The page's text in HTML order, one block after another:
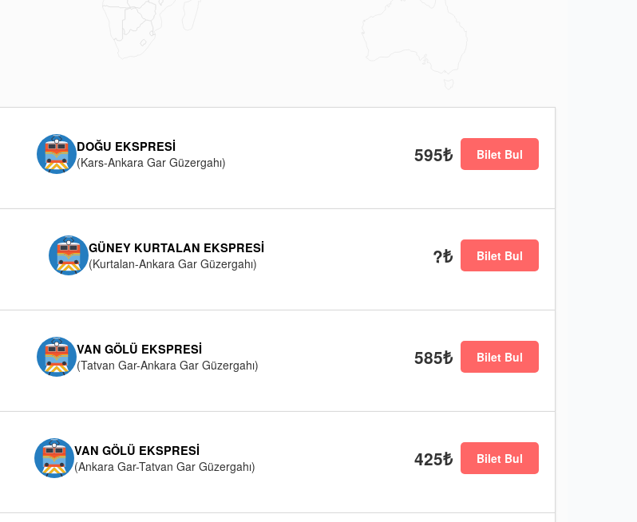
DOĞU EKSPRESI
(Kars-Ankara Gar Güzergahı)
595₺ Bilet Bul
GÜNEY KURTALAN EKSPRESI
(Kurtalan-Ankara Gar Güzergahı)
?₺ Bilet Bul
VAN GÖLÜ EKSPRESI
(Tatvan Gar-Ankara Gar Güzergahı)
585₺ Bilet Bul
VAN GÖLÜ EKSPRESI
(Ankara Gar-Tatvan Gar Güzergahı)
425₺ Bilet Bul